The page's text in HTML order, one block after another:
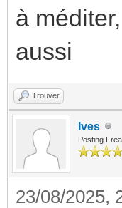
à
aussi
Trouver
Ives
Posting
23/08/2025,